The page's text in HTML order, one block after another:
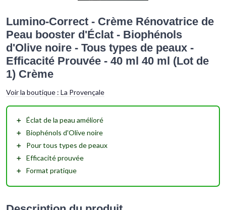
Lumino-Correct - Crème Rénovatrice de
Peau booster d'Éclat - Biophénols
d'Olive noire - Tous types de peaux -
Efficacité Prouvée - 40 ml 40 ml (Lot de
1) Crème
Voir la boutique : La Provençale
＋ Éclat de la peau amélioré
＋ Biophénols d'Olive noire
＋
Pour tous types de peaux
＋ Efficacité prouvée
＋ Format pratique